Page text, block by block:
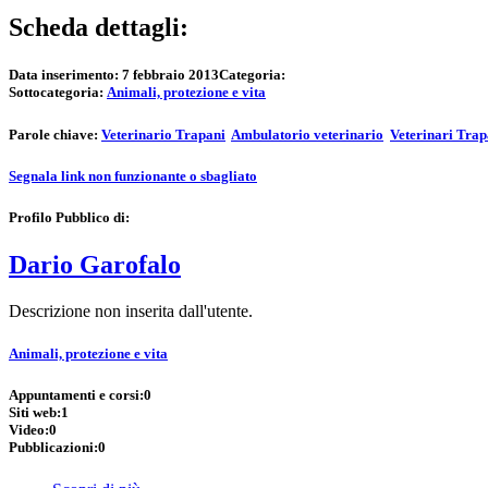
Scheda dettagli:
Data inserimento: 7 febbraio 2013Categoria:
Sottocategoria: Animali, protezione e vita
Parole chiave: Veterinario Trapani Ambulatorio veterinario Veterinari
Segnala link non funzionante o sbagliato
Profilo Pubblico di:
Dario Garofalo
Descrizione non inserita dall'utente.
Animali, protezione e vita
Appuntamenti e corsi:0
Siti web:1
Video:0
Pubblicazioni:0